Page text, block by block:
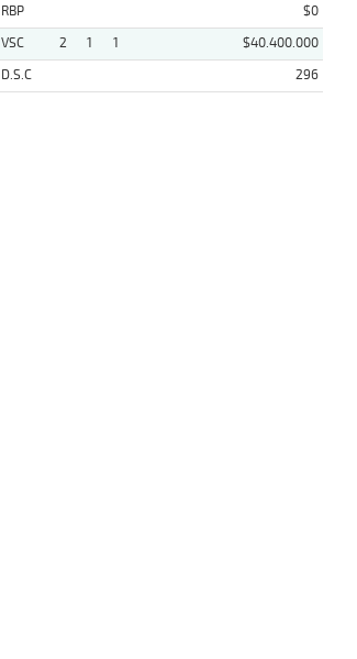
RBP
$0
VSC
2 1 1
$40.400.000
D.S.C
296